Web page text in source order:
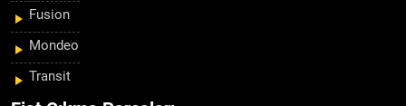
Fusion
Mondeo
Transit